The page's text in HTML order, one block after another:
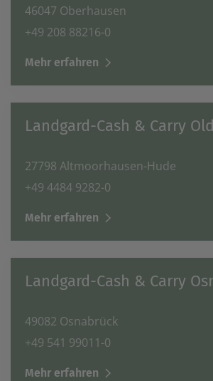
46047 Oberhausen
+49 208 88216-0
Mehr erfahren
Landgard-Cash & Carry
27798 Altmoorhausen-Hude
+49 4484 9282-0
Mehr erfahren
Landgard-Cash & Carry
49082 Osnabrück
+49 541 99011-0
Mehr erfahren